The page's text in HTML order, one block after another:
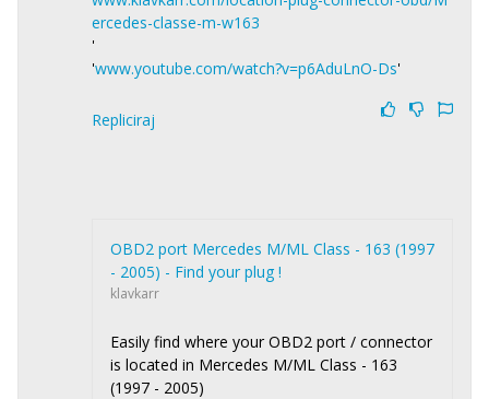
ercedes-classe-m-w163
'
'www.youtube.com/watch?v=p6AduLnO-Ds'
Repliciraj
OBD2 port Mercedes M/ML Class - 163 (1997
- 2005) - Find your plug !
klavkarr
Easily find where your OBD2 port / connector
is located in Mercedes M/ML Class - 163
(1997 - 2005)